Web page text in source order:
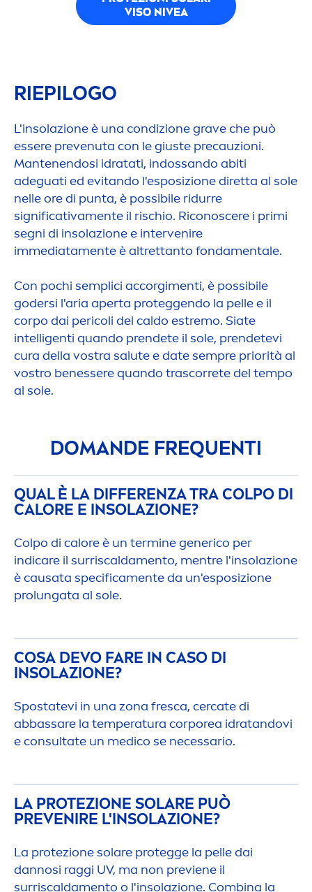
VISO NIVEA
RIEPILOGO
L'insolazione è una condizione grave che può
essere prevenuta con le giuste precauzioni.
Mantenendosi idratati, indossando abiti
adeguati ed evitando l'esposizione diretta al sole
nelle ore di punta, è possibile ridurre
significativamente il rischio. Riconoscere i primi
segni di insolazione e intervenire
immediatamente è altrettanto fondamentale.
Con pochi semplici accorgimenti, è possibile
godersi l'aria aperta proteggendo la pelle e il
corpo dai pericoli del caldo estremo. Siate
intelligenti quando prendete il sole, prendetevi
cura della vostra salute e date sempre priorità al
vostro benessere quando trascorrete del tempo
al sole.
DOMANDE FREQUENTI
QUAL È LA DIFFERENZA TRA COLPO DI
CALORE E INSOLAZIONE?
Colpo di calore è un termine generico per
indicare il surriscaldamento, mentre l'insolazione
è causata specificamente da un'esposizione
prolungata al sole.
COSA DEVO FARE IN CASO DI
INSOLAZIONE?
Spostatevi in una zona fresca, cercate di
abbassare la temperatura corporea idratandovi
e consultate un medico se necessario.
LA PROTEZIONE SOLARE PUÒ
PREVENIRE L'INSOLAZIONE?
La protezione solare protegge la pelle dai
dannosi raggi UV, ma non previene il
surriscaldamento o l'insolazione. Combina la